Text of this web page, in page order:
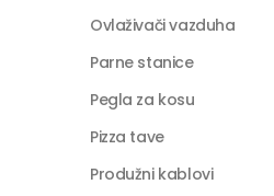
Ovlaživači vazduha
Parne stanice
Pegla za kosu
Pizza tave
Produžni kablovi